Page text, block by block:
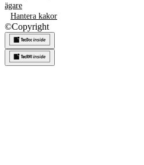
ägare
Hantera kakor
©Copyright